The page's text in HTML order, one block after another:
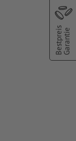
BestpreisGarantie